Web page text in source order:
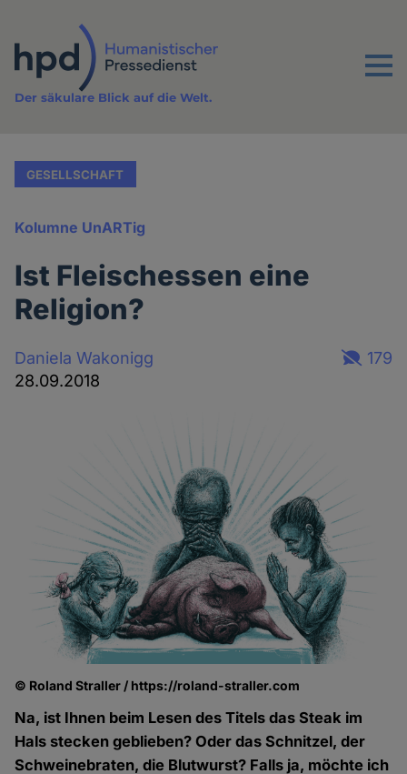
Inhalt
Menu
Der säkulare Blick auf die Welt.
GESELLSCHAFT
Kolumne UnARTig
Ist Fleischessen eine
Religion?
Daniela Wakonigg
28.09.2018
179
© Roland Straller / https://roland-straller.com
Na, ist Ihnen beim Lesen des Titels das Steak im
Hals stecken geblieben? Oder das Schnitzel, der
Schweinebraten, die Blutwurst? Falls ja, möchte ich